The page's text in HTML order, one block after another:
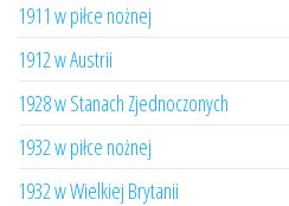
1911 w piłce nożnej
1912 w Austrii
1928 w Stanach Zjednoczonych
1932 w piłce nożnej
1932 w Wielkiej Brytanii